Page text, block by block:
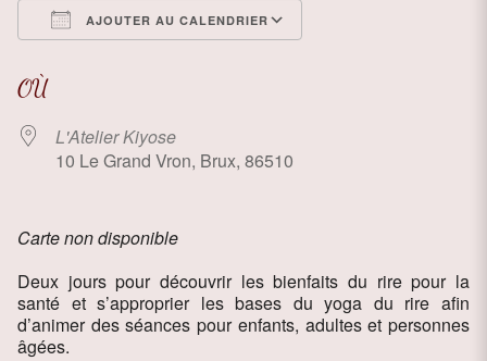
AJOUTER AU CALENDRIER
OÙ
L'Atelier Kiyose
10 Le Grand Vron, Brux, 86510
Carte non disponible
Deux jours pour découvrir les bienfaits du rire pour la
santé et s’approprier les bases du yoga du rire afin
d’animer des séances pour enfants, adultes et personnes
âgées.